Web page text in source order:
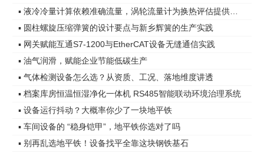
▪ 圆柱螺旋压缩弹簧的设计要点与新乡辉簧的生产实践
▪ 网关赋能互通S7-1200与EtherCAT设备无缝通信实践
▪ 油气润滑，赋能企业节能低碳生产
▪ 气体检测设备怎么选？从资质、工况、落地维度讲透
▪ 档案库房恒温恒湿净化一体机 RS485智能联动环境治理系统
▪ 设备运行抖动？大概率你少了一块地平铁
▪ 车间设备的 “稳身铠甲”，地平铁你选对了吗
▪ 别再乱选地平铁！设备找平全靠这块钢铁基石